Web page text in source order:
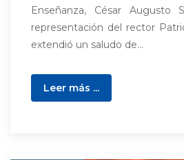
Enseñanza, César Augusto
representación del rector
extendió un saludo de...
Leer más ...